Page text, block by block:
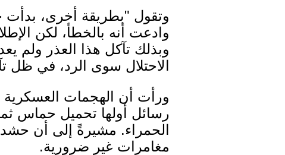
وادعت أنه بالخطأ، لكن
وبذلك تآكل هذا العذر ولم
الاحتلال سوى الرد، في ظل
ورأت أن الهجمات
رسائل أولها تحميل حماس
الحمراء. مشيرةً إلى أن
مغامرات غير ضرورية.